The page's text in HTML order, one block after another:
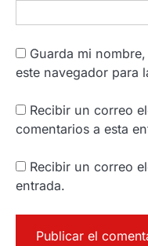
Guarda mi
este navegador para
Recibir un correo
comentarios a esta
Recibir un correo
entrada.